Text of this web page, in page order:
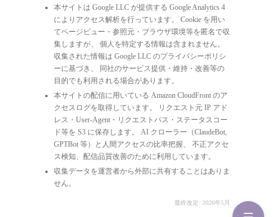
本サイトは Google LLC が提供する Google Analytics 4
によりアクセス解析を行っています。 Cookie を用い
てページビュー・参照元・ブラウザ環境等を匿名で収
集しますが、 個人を特定する情報は含まれません。
収集された情報は Google LLC のプライバシーポリシ
ーに基づき、 同社のサービス提供・維持・改善等の
目的でも利用される場合があります。
本サイトの配信に用いている Amazon CloudFront のア
クセスログを取得しています。 リクエスト元 IP アド
レス・User-Agent・リクエストパス・ステータスコー
ド等を S3 に保存します。 AI クローラー（ClaudeBot,
GPTBot 等）と人間アクセスの比率把握、 不正アクセ
ス検知、配信品質改善のために利用しています。
収集データを運営者から外部に共有することはありま
せん。
最終改定: 2026年5月